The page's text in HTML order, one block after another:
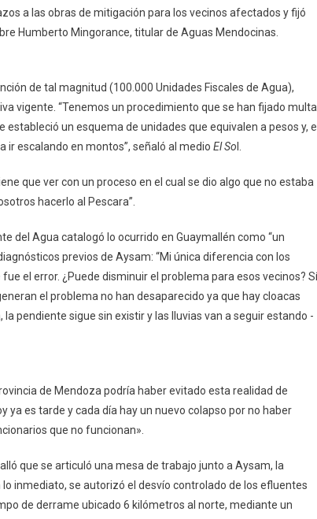
a las obras de mitigación para los vecinos afectados y fijó
Humberto Mingorance, titular de Aguas Mendocinas.
de tal magnitud (100.000 Unidades Fiscales de Agua),
vigente. “Tenemos un procedimiento que se han fijado
un esquema de unidades que equivalen a pesos y,
escalando en montos”, señaló al medio El So
que ver con un proceso en el cual se dio algo que no estaba
hacerlo al Pescara”.
del Agua catalogó lo ocurrido en Guaymallén como “un
previos de Aysam: “Mi única diferencia con los
el error. ¿Puede disminuir el problema para esos vecinos?
el problema no han desaparecido ya que hay cloacas
pendiente sigue sin existir y las lluvias van a seguir estando -
de Mendoza podría haber evitado esta realidad de
ya es tarde y cada día hay un nuevo colapso por no haber
que no funcionan».
que se articuló una mesa de trabajo junto a Aysam, la
inmediato, se autorizó el desvío controlado de los efluentes
de derrame ubicado 6 kilómetros al norte, mediante un